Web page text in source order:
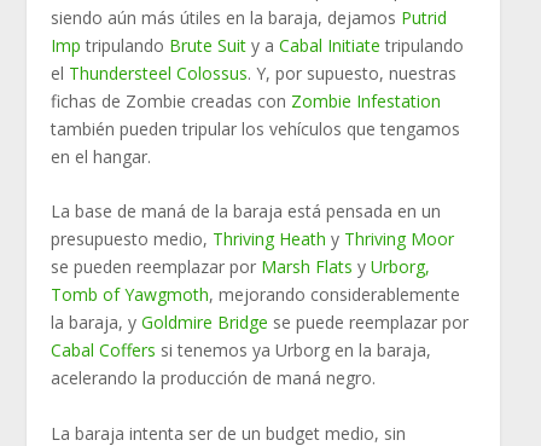
siendo aún más útiles en la baraja, dejamos Putrid
Imp tripulando Brute Suit y aCabal Initiate tripulando
el Thundersteel Colossus. Y, por supuesto, nuestras
fichas de Zombie creadas con Zombie Infestation
también pueden tripular los vehículos que tengamos
en el hangar.
La base de maná de la baraja está pensada en un
presupuesto medio, Thriving Heath y Thriving Moor
se pueden reemplazar por Marsh Flats yUrborg,
Tomb of Yawgmoth, mejorando considerablemente
la baraja, yGoldmire Bridge se puede reemplazar por
Cabal Coffers si tenemos ya Urborg en la baraja,
acelerando la producción de maná negro.
La baraja intenta ser de un budget medio, sin